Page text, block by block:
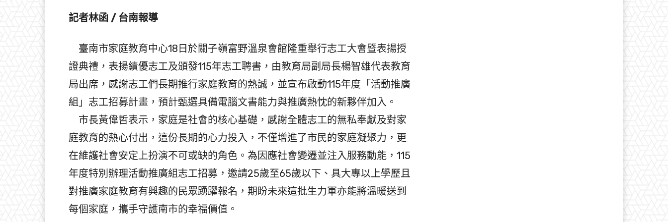
記者林函 / 台南報導
臺南市家庭教育中心18日於關子嶺富野溫泉會館隆重舉行志工大會暨表揚授
證典禮，表揚績優志工及頒發115年志工聘書，由教育局副局長楊智雄代表教育
局出席，感謝志工們長期推行家庭教育的熱誠，並宣布啟動115年度「活動推廣
組」志工招募計畫，預計甄選具備電腦文書能力與推廣熱忱的新夥伴加入。
市長黃偉哲表示，家庭是社會的核心基礎，感謝全體志工的無私奉獻及對家
庭教育的熱心付出，這份長期的心力投入，不僅增進了市民的家庭凝聚力，更
在維護社會安定上扮演不可或缺的角色。為因應社會變遷並注入服務動能，115
年度特別辦理活動推廣組志工招募，邀請25歲至65歲以下、具大專以上學歷且
對推廣家庭教育有興趣的民眾踴躍報名，期盼未來這批生力軍亦能將溫暖送到
每個家庭，攜手守護南市的幸福價值。